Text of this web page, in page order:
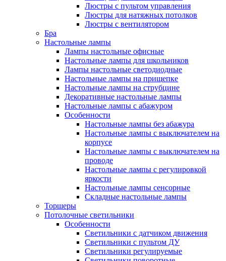
Люстры с пультом управления
Люстры для натяжных потолков
Люстры с вентилятором
Бра
Настольные лампы
Лампы настольные офисные
Настольные лампы для школьников
Лампы настольные светодиодные
Настольные лампы на прищепке
Настольные лампы на струбцине
Декоративные настольные лампы
Настольные лампы с абажуром
Особенности
Настольные лампы без абажура
Настольные лампы с выключателем на
корпусе
Настольные лампы с выключателем на
проводе
Настольные лампы с регулировкой
яркости
Настольные лампы сенсорные
Складные настольные лампы
Торшеры
Потолочные светильники
Особенности
Светильники с датчиком движения
Светильники с пультом ДУ
Светильники регулируемые